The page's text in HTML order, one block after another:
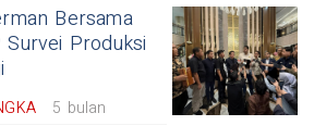
Bersama
Produksi
5 bulan